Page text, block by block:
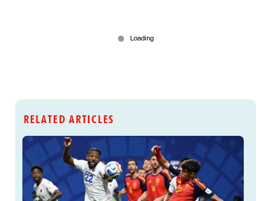
RELATED ARTICLES